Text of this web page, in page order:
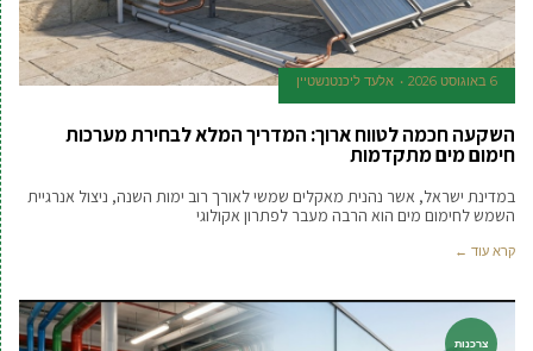
6 באוגוסט 2026 אלעד ליכנטנשטיין
השקעה חכמה לטווח ארוך: המדריך המלא לבחירת מערכות
חימום מים מתקדמות
במדינת ישראל, אשר נהנית מאקלים שמשי לאורך רוב ימות השנה, ניצול אנרגיית
השמש לחימום מים הוא הרבה מעבר לפתרון אקולוגי
קרא עוד ←
צרכנות